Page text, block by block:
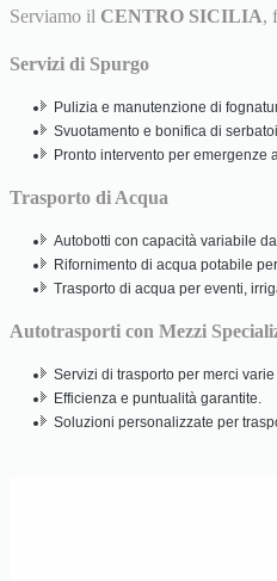
Serviamo il CENTRO SICILIA,
Servizi di Spurgo
Pulizia e manutenzione di
Svuotamento e bonifica di
Pronto intervento per emergenze
Trasporto di Acqua
Autobotti con capacità variabile
Rifornimento di acqua potabile
Trasporto di acqua per eventi,
Autotrasporti con Mezzi
Servizi di trasporto per merci
Efficienza e puntualità garantite.
Soluzioni personalizzate per